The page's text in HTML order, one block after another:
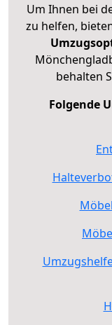
Um Ihnen bei
zu helfen,
behalten
Folgende